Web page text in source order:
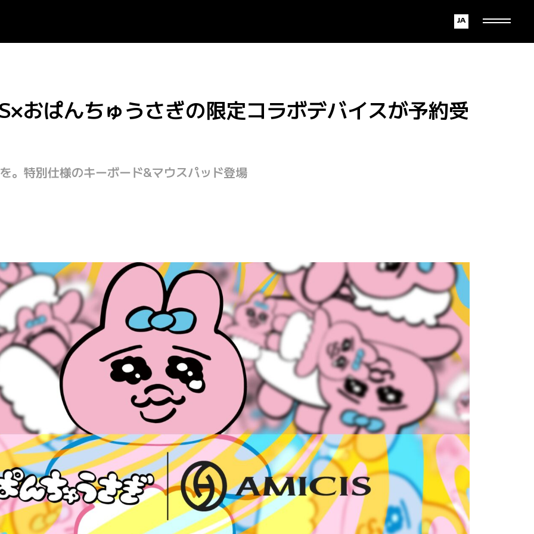
English
Japanese
おぱんちゅうさぎの限定コラボデバイスが予約受
。特別仕様のキーボード&マウスパッド登場